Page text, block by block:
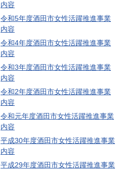
内容
令和5年度酒田市女性活躍推進事業
内容
令和4年度酒田市女性活躍推進事業
内容
令和3年度酒田市女性活躍推進事業
内容
令和2年度酒田市女性活躍推進事業
内容
令和元年度酒田市女性活躍推進事業
内容
平成30年度酒田市女性活躍推進事業
内容
平成29年度酒田市女性活躍推進事業